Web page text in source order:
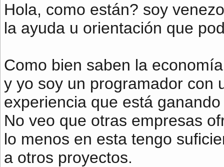
Hola, como están? soy
la ayuda u orientación que
Como bien saben la
y yo soy un programador con
experiencia que está
No veo que otras empresas
lo menos en esta tengo
a otros proyectos.